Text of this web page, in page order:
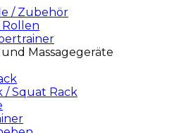
/ Zubehör
Rollen
Massagegeräte
/ Squat Rack